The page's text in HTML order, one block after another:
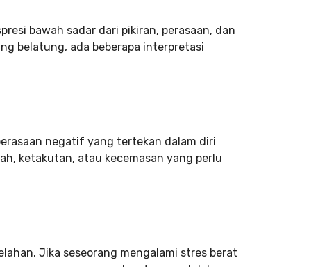
bawah sadar dari pikiran, perasaan, dan
belatung, ada beberapa interpretasi
negatif yang tertekan dalam diri
ketakutan, atau kecemasan yang perlu
Jika seseorang mengalami stres berat